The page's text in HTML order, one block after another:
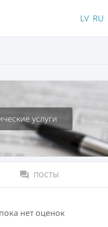
LV RU
услуги
forum ПОСТЫ
нет оценок